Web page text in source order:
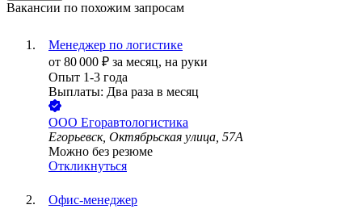
Вакансии по похожим запросам
Менеджер по логистике
от 80 000 ₽ за месяц, на руки
Опыт 1-3 года
Выплаты: Два раза в месяц
ООО Егоравтологистика
Егорьевск, Октябрьская улица, 57А
Можно без резюме
Откликнуться
Офис-менеджер